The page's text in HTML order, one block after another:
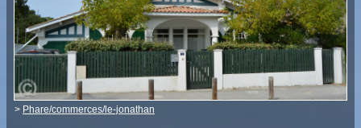
> Phare/commerces/le-jonathan